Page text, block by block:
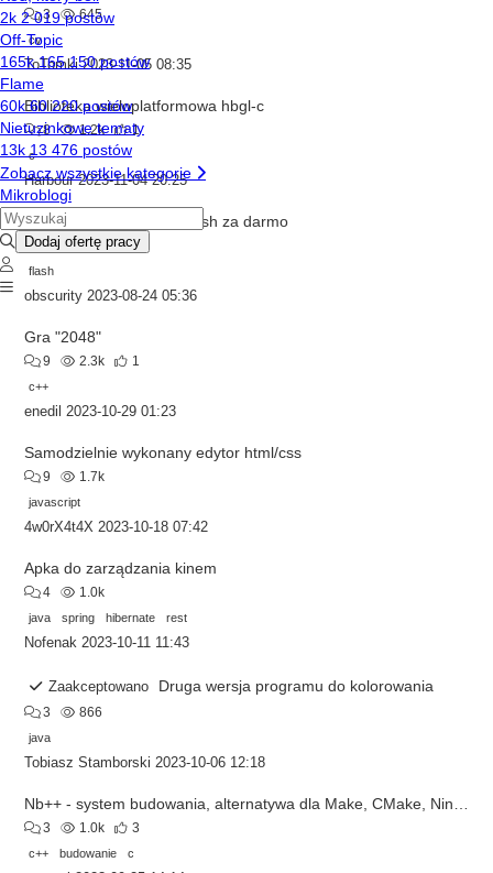
3
645
cv
ToTomki 2023-11-05 08:35
Biblioteka wieloplatformowa hbgl-c
8 1.2k
1
c
Harbour 2023-11-04 20:25
Strona z grami online i flash za darmo
10
1.5k
flash
obscurity 2023-08-24 05:36
Gra "2048"
9 2.3k
1
c++
enedil 2023-10-29 01:23
Samodzielnie wykonany edytor html/css
9
1.7k
javascript
4w0rX4t4X 2023-10-18 07:42
Apka do zarządzania kinem
4
1.0k
java
spring hibernate rest
Nofenak 2023-10-11 11:43
Zaakceptowano Druga wersja programu do kolorowania
3
866
java
Tobiasz Stamborski 2023-10-06 12:18
3 1.0k
3
c++
budowanie c